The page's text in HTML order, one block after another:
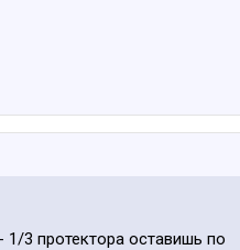
3 протектора оставишь по